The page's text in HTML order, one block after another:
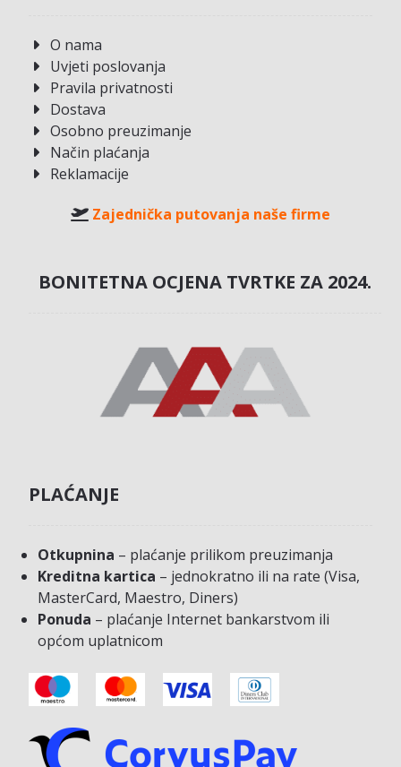
O nama
Uvjeti poslovanja
Pravila privatnosti
Dostava
Osobno preuzimanje
Način plaćanja
Reklamacije
Zajednička putovanja naše firme
BONITETNA OCJENA TVRTKE ZA 2024.
PLAĆANJE
Otkupnina – plaćanje prilikom preuzimanja
Kreditna kartica – jednokratno ili na rate (Visa,
MasterCard, Maestro, Diners)
Ponuda – plaćanje Internet bankarstvom ili
općom uplatnicom